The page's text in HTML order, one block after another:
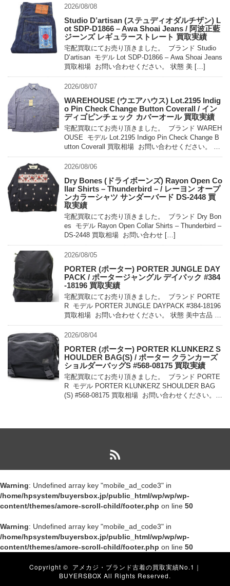
2026/08/08
Studio D’artisan (ステュディオダルチザン) L
ot SDP-D1866 – Awa Shoai Jeans / 阿波正藍
ジーンズ レギュラーストレート 買取実績
宅配買取にてお売り頂きました。 ブランド Studio
D’artisan モデル Lot SDP-D1866 – Awa Shoai Jeans
買取相場 お問い合わせください。 状態 美 […]
2026/08/07
WAREHOUSE (ウエアハウス) Lot.2195 Indig
o Pin Check Change Button Coverall / イン
ディゴピンチェック カバーオール 買取実績
宅配買取にてお売り頂きました。 ブランド WAREH
OUSE モデル Lot.2195 Indigo Pin Check Change B
utton Coverall 買取相場 お問い合わせください。 状
態 未使用 […]
2026/08/06
Dry Bones (ドライボーンズ) Rayon Open Co
llar Shirts – Thunderbird – / レーヨン オープ
ンカラーシャツ サンダーバード DS-2448 買
取実績
宅配買取にてお売り頂きました。 ブランド Dry Bon
es モデル Rayon Open Collar Shirts – Thunderbird –
DS-2448 買取相場 お問い合わせ […]
2026/08/05
PORTER (ポーター) PORTER JUNGLE DAY
PACK / ポータージャングル デイパック #384
-18196 買取実績
宅配買取にてお売り頂きました。 ブランド PORTE
R モデル PORTER JUNGLE DAYPACK #384-18196
買取相場 お問い合わせください。 状態 美中古品 軽
量でコンパクトに持ち運べるパッカ […]
2026/08/04
PORTER (ポーター) PORTER KLUNKERZ S
HOULDER BAG(S) / ポーター クランカーズ
ショルダーバッグS #568-08175 買取実績
宅配買取にてお売り頂きました。 ブランド PORTE
R モデル PORTER KLUNKERZ SHOULDER BAG
(S) #568-08175 買取相場 お問い合わせください。
Warning: Undefined array key "mobile_ad_code3" in
/home/hpsystem/buyersbox.jp/public_html/wp/wp/wp-
content/themes/amore-scroll-child/footer.php on line 50
Warning: Undefined array key "mobile_ad_code3" in
/home/hpsystem/buyersbox.jp/public_html/wp/wp/wp-
content/themes/amore-scroll-child/footer.php on line 50
Copyright © アメカジ・ブランド古着の買取実績No.1｜
BUYERSBOX All Rights Reserved.